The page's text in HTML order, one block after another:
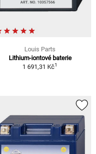
Louis Parts
Lithium-iontové baterie
1 691,31 Kč1